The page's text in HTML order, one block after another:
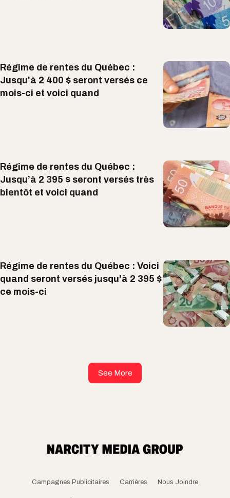
Régime de rentes du Québec :
Jusqu'à 2 400 $ seront versés ce
mois-ci et voici quand
Régime de rentes du Québec :
Jusqu’à 2 395 $ seront versés très
bientôt et voici quand
Régime de rentes du Québec : Voici
quand seront versés jusqu'à 2 395 $
ce mois-ci
See More
Campagnes Publicitaires Carrières Nous Joindre